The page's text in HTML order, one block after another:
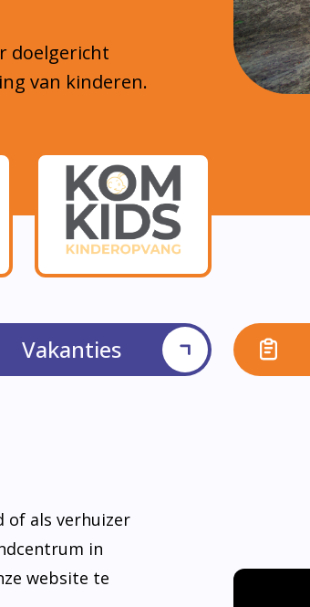
doelgericht
van kinderen.
Vakanties
of als verhuizer
in
website te